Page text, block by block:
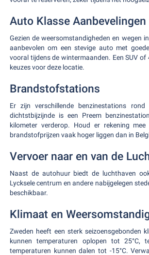
Auto Klasse Aanbevelingen
Gezien de weersomstandigheden en wegen
aanbevolen om een stevige auto met
vooral tijdens de wintermaanden. Een SUV of
keuzes voor deze locatie.
Brandstofstations
Er zijn verschillende benzinestations
dichtstbijzijnde is een Preem
kilometer verderop. Houd er rekening
brandstofprijzen vaak hoger liggen dan in
Vervoer naar en van de
Naast de autohuur biedt de luchthaven
Lycksele centrum en andere nabijgelegen
beschikbaar.
Klimaat en
Zweden heeft een sterk seizoensgebonden
kunnen temperaturen oplopen tot 25°C,
temperaturen kunnen dalen tot -15°C.